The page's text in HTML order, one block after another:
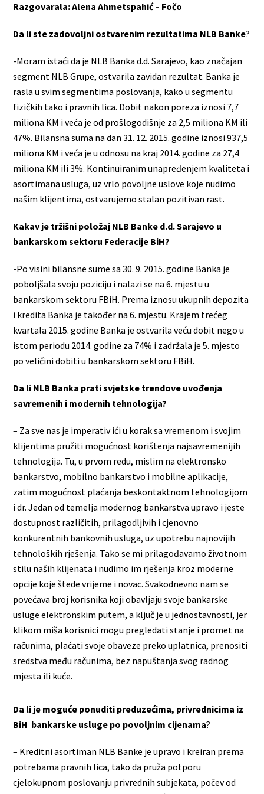
Razgovarala: Alena Ahmetspahić – Fočo
Da li ste zadovoljni ostvarenim rezultatima NLB Banke?
-Moram istaći da je NLB Banka d.d. Sarajevo, kao značajan
segment NLB Grupe, ostvarila zavidan rezultat. Banka je
rasla u svim segmentima poslovanja, kako u segmentu
fizičkih tako i pravnih lica. Dobit nakon poreza iznosi 7,7
miliona KM i veća je od prošlogodišnje za 2,5 miliona KM ili
47%. Bilansna suma na dan 31. 12. 2015. godine iznosi 937,5
miliona KM i veća je u odnosu na kraj 2014. godine za 27,4
miliona KM ili 3%. Kontinuiranim unapređenjem kvaliteta i
asortimana usluga, uz vrlo povoljne uslove koje nudimo
našim klijentima, ostvarujemo stalan pozitivan rast.
Kakav je tržišni položaj NLB Banke d.d. Sarajevo u
bankarskom sektoru Federacije BiH?
-Po visini bilansne sume sa 30. 9. 2015. godine Banka je
poboljšala svoju poziciju i nalazi se na 6. mjestu u
bankarskom sektoru FBiH. Prema iznosu ukupnih depozita
i kredita Banka je također na 6. mjestu. Krajem trećeg
kvartala 2015. godine Banka je ostvarila veću dobit nego u
istom periodu 2014. godine za 74% i zadržala je 5. mjesto
po veličini dobiti u bankarskom sektoru FBiH.
Da li NLB Banka prati svjetske trendove uvođenja
savremenih i modernih tehnologija?
– Za sve nas je imperativ ići u korak sa vremenom i svojim
klijentima pružiti mogućnost korištenja najsavremenijih
tehnologija. Tu, u prvom redu, mislim na elektronsko
bankarstvo, mobilno bankarstvo i mobilne aplikacije,
zatim mogućnost plaćanja beskontaktnom tehnologijom
i dr. Jedan od temelja modernog bankarstva upravo i jeste
dostupnost različitih, prilagodljivih i cjenovno
konkurentnih bankovnih usluga, uz upotrebu najnovijih
tehnoloških rješenja. Tako se mi prilagođavamo životnom
stilu naših klijenata i nudimo im rješenja kroz moderne
opcije koje štede vrijeme i novac. Svakodnevno nam se
povećava broj korisnika koji obavljaju svoje bankarske
usluge elektronskim putem, a ključ je u jednostavnosti, jer
klikom miša korisnici mogu pregledati stanje i promet na
računima, plaćati svoje obaveze preko uplatnica, prenositi
sredstva među računima, bez napuštanja svog radnog
mjesta ili kuće.
Da li je moguće ponuditi preduzećima, privrednicima iz
BiH bankarske usluge po povoljnim cijenama?
– Kreditni asortiman NLB Banke je upravo i kreiran prema
potrebama pravnih lica, tako da pruža potporu
cjelokupnom poslovanju privrednih subjekata, počev od